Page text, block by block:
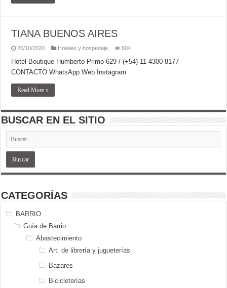
TIANA BUENOS AIRES
20/10/2020 Hoteles y hospedaje 804
Hotel Boutique Humberto Primo 629 / (+54) 11 4300-8177
CONTACTO WhatsApp Web Instagram
Read More »
BUSCAR EN EL SITIO
CATEGORÍAS
BARRIO
Guía de Barrio
Abastecimiento
Art. de librería y jugueterías
Bazares
Bicicleterías